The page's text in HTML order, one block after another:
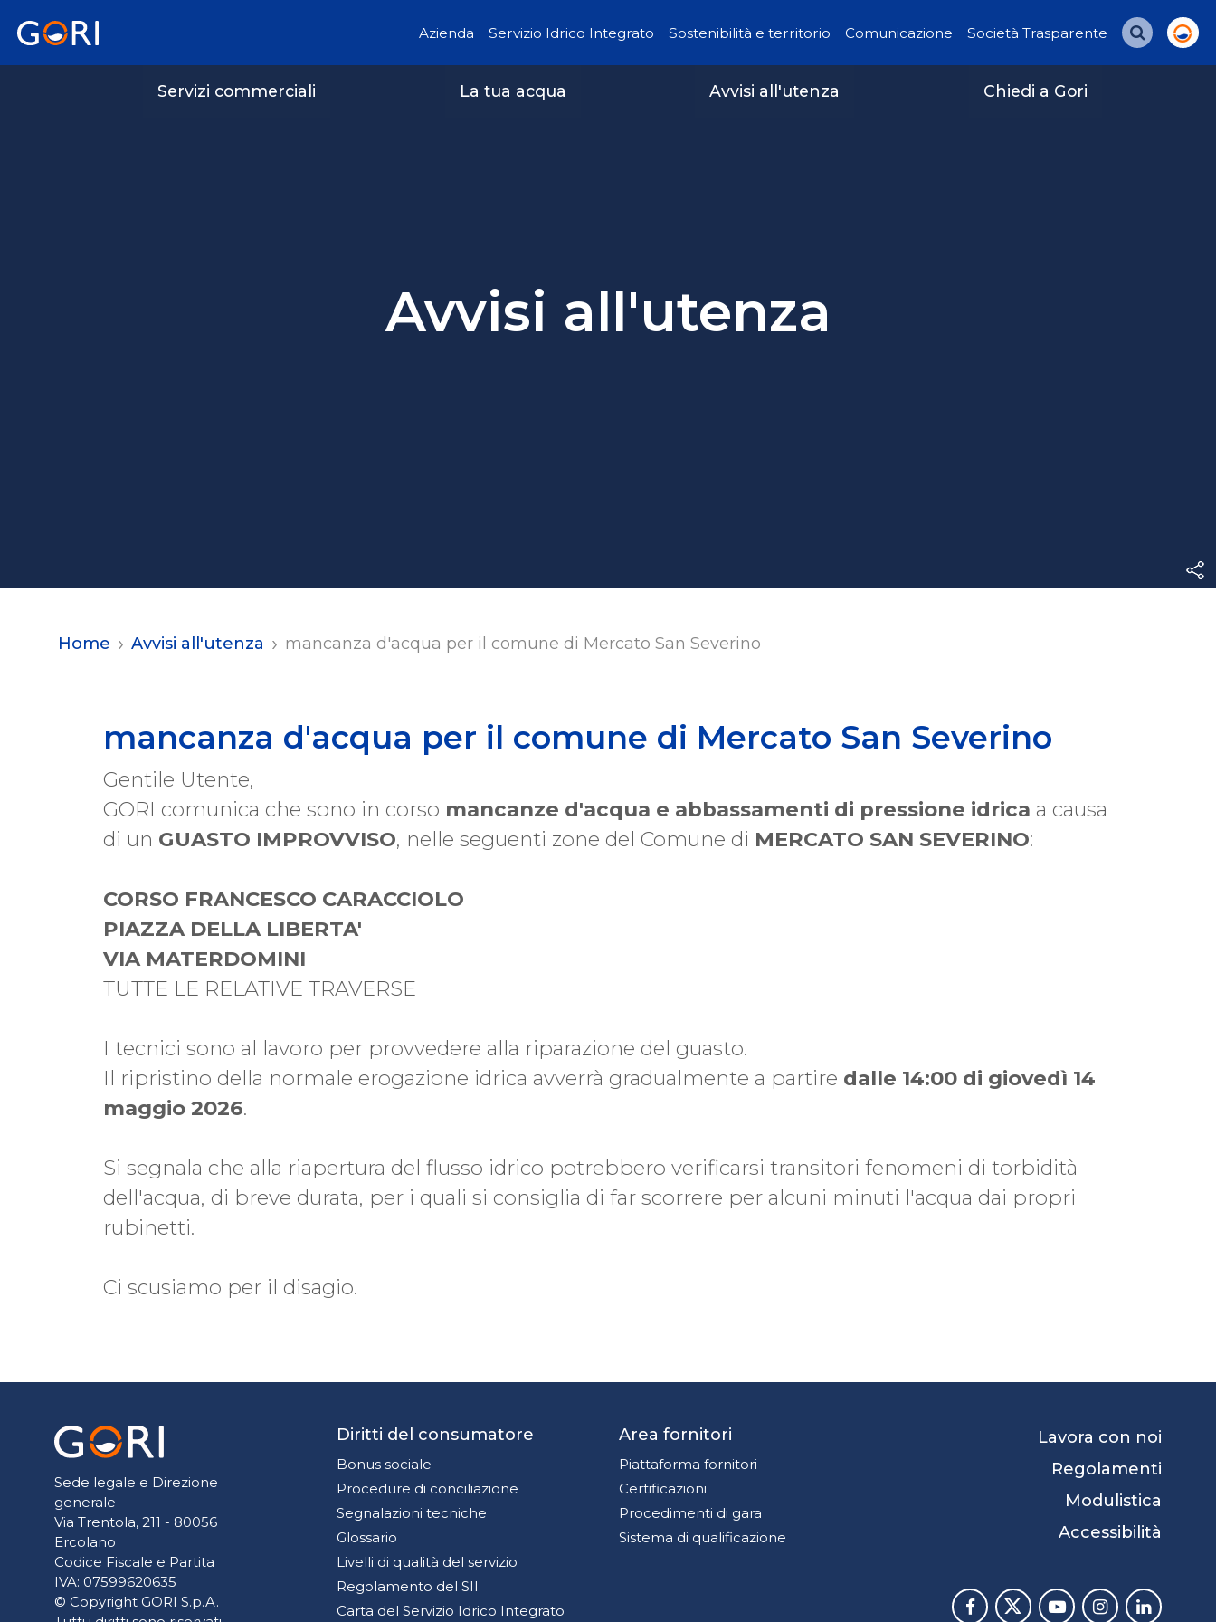
Azienda Servizio Idrico Integrato Sostenibilità e territorio Comunicazione Società Trasparente Cerca
Servizi commerciali La tua acqua Avvisi all'utenza Chiedi a Gori
Avvisi all'utenza
Home Avvisi all'utenza mancanza d'acqua per il comune di Mercato San Severino
mancanza d'acqua per il comune di Mercato San Severino
Gentile Utente,
GORI comunica che sono in corso mancanze d'acqua e abbassamenti di pressione idrica a causa
di un GUASTO IMPROVVISO, nelle seguenti zone del Comune di MERCATO SAN SEVERINO:
CORSO FRANCESCO CARACCIOLO
PIAZZA DELLA LIBERTA'
VIA MATERDOMINI
TUTTE LE RELATIVE TRAVERSE
I tecnici sono al lavoro per provvedere alla riparazione del guasto.
Il ripristino della normale erogazione idrica avverrà gradualmente a partire dalle 14:00 di giovedì 14
maggio 2026.
Si segnala che alla riapertura del flusso idrico potrebbero verificarsi transitori fenomeni di torbidità
dell'acqua, di breve durata, per i quali si consiglia di far scorrere per alcuni minuti l'acqua dai propri
rubinetti.
Ci scusiamo per il disagio.
Sede legale e Direzione
generale
Via Trentola, 211 - 80056
Ercolano
Codice Fiscale e Partita
IVA: 07599620635
© Copyright GORI S.p.A.
Diritti del consumatore
Bonus sociale
Procedure di conciliazione
Segnalazioni tecniche
Glossario
Livelli di qualità del servizio
Regolamento del SII
Carta del Servizio Idrico Integrato
Area fornitori
Piattaforma fornitori
Certificazioni
Procedimenti di gara
Sistema di qualificazione
Lavora con noi
Regolamenti
Modulistica
Accessibilità